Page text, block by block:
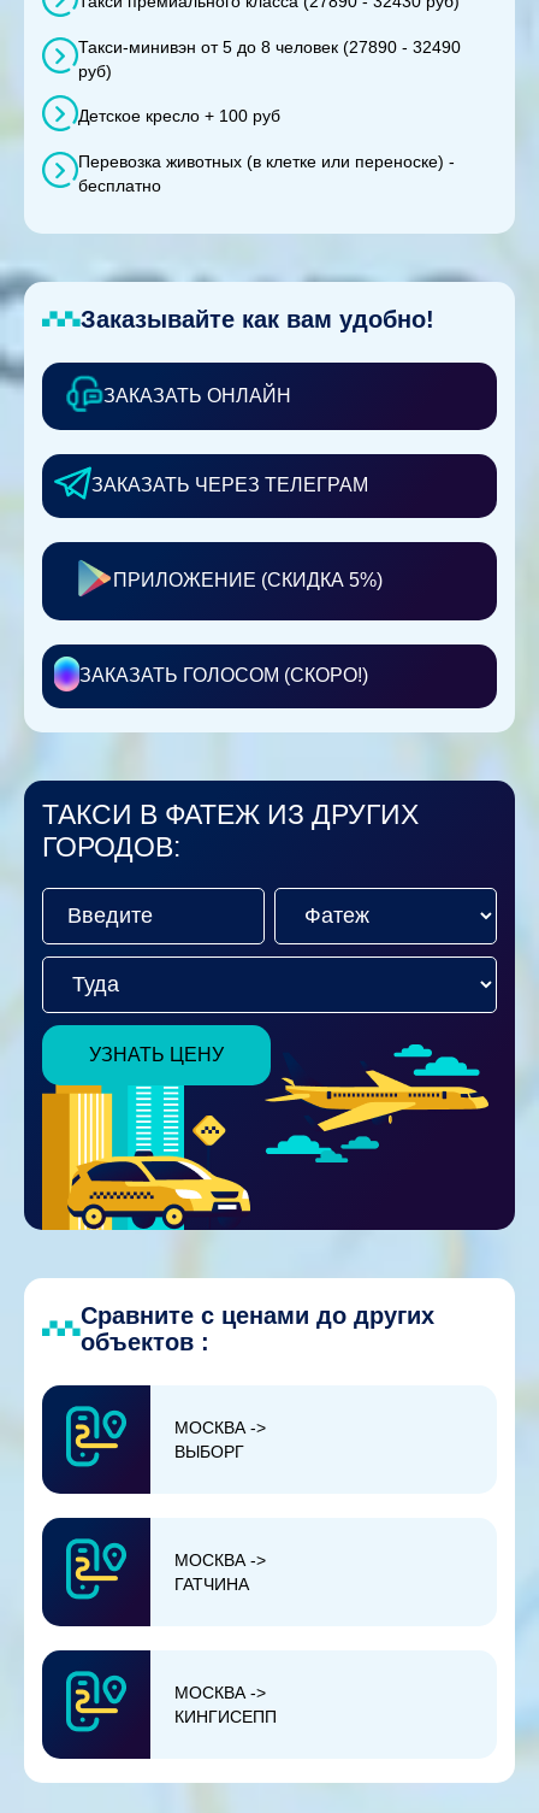
Такси-минивэн от 5 до 8 человек (27890 - 32490
руб)
Детское кресло + 100 руб
Перевозка животных (в клетке или переноске) -
бесплатно
Заказывайте как вам удобно!
ЗАКАЗАТЬ ОНЛАЙН
ЗАКАЗАТЬ ЧЕРЕЗ ТЕЛЕГРАМ
ПРИЛОЖЕНИЕ (СКИДКА 5%)
ЗАКАЗАТЬ ГОЛОСОМ (СКОРО!)
ТАКСИ В ФАТЕЖ ИЗ ДРУГИХ
ГОРОДОВ:
УЗНАТЬ ЦЕНУ
Сравните с ценами до других
объектов :
МОСКВА ->
ВЫБОРГ
МОСКВА ->
ГАТЧИНА
МОСКВА ->
КИНГИСЕПП